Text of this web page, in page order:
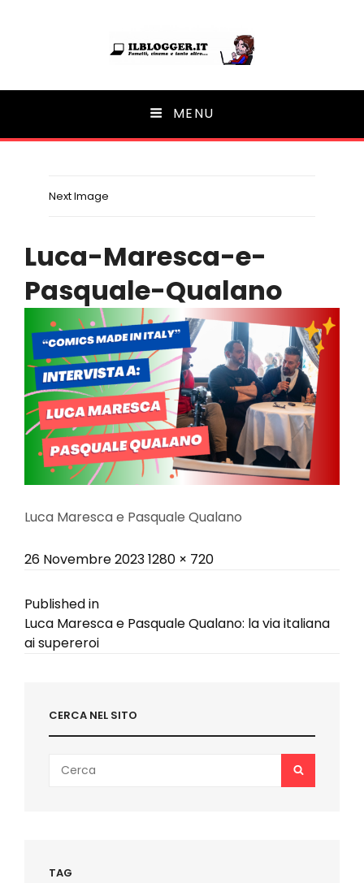
Ilblogger.it
Il portalino di blog | MENU
Next Image
Luca-Maresca-e-
Pasquale-Qualano
Luca Maresca e Pasquale Qualano
Posted
26 Novembre 2023Full
1280 × 720
Navigazione
articoli
Published in
Luca Maresca e Pasquale Qualano: la via italiana
ai supereroi
CERCA NEL SITO
for:
SEARCH
TAG